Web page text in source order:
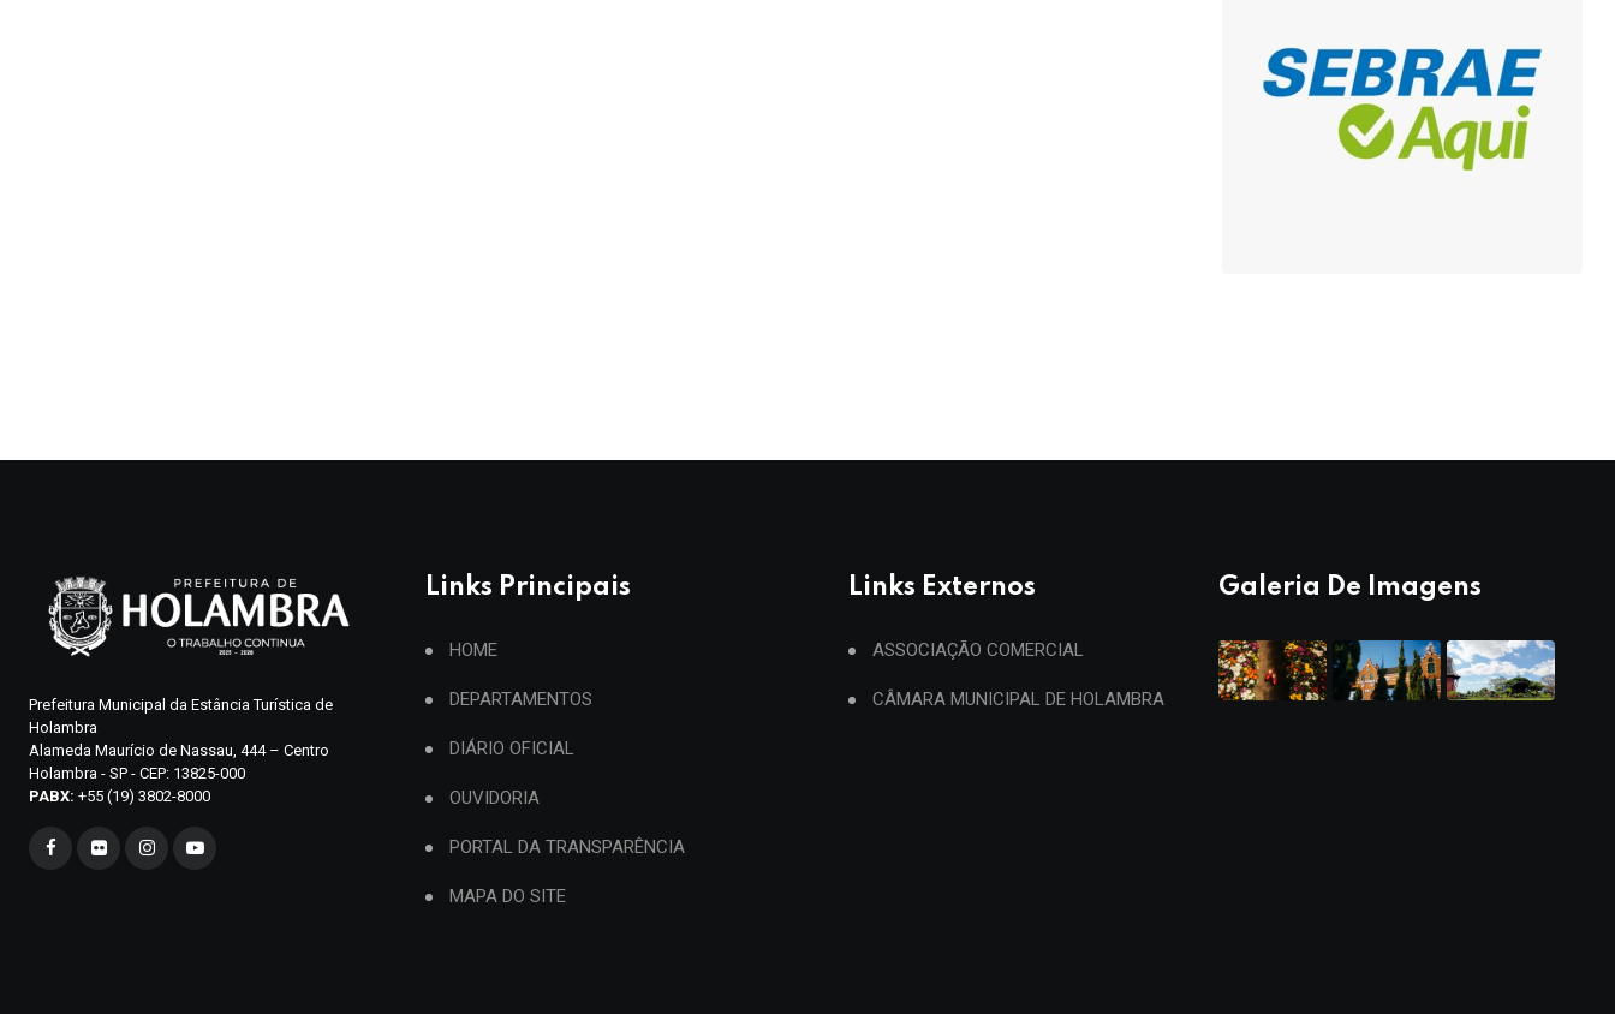
Prefeitura Municipal da Estância Turística de
Holambra
Alameda Maurício de Nassau, 444 – Centro
Holambra - SP - CEP: 13825-000
PABX: +55 (19) 3802-8000
Links Principais
HOME
DEPARTAMENTOS
DIÁRIO OFICIAL
OUVIDORIA
PORTAL DA TRANSPARÊNCIA
MAPA DO SITE
Links Externos
ASSOCIAÇÃO COMERCIAL
CÂMARA MUNICIPAL DE HOLAMBRA
Galeria De Imagens